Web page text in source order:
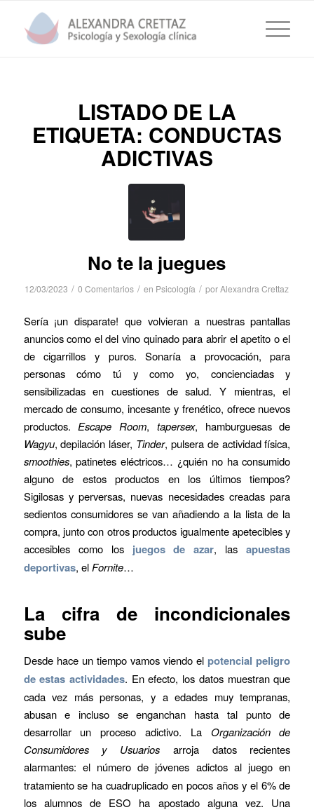
LISTADO DE LA
ETIQUETA: CONDUCTAS
ADICTIVAS
No te la juegues
12/03/2023 / 0 Comentarios / en Psicología / porAlexandra Crettaz
Sería ¡un disparate! que volvieran a nuestras pantallas
anuncios como el del vino quinado para abrir el apetito o el
de cigarrillos y puros. Sonaría a provocación, para
personas cómo tú y como yo, concienciadas y
sensibilizadas en cuestiones de salud. Y mientras, el
mercado de consumo, incesante y frenético, ofrece nuevos
productos. Escape Room, tapersex, hamburguesas de
Wagyu, depilación láser, Tinder, pulsera de actividad física,
smoothies, patinetes eléctricos… ¿quién no ha consumido
alguno de estos productos en los últimos tiempos?
Sigilosas y perversas, nuevas necesidades creadas para
sedientos consumidores se van añadiendo a la lista de la
compra, junto con otros productos igualmente apetecibles y
accesibles como los juegos de azar, lasapuestas
deportivas, el Fornite…
La cifra de incondicionales
sube
Desde hace un tiempo vamos viendo el potencial peligro
de estas actividades. En efecto, los datos muestran que
cada vez más personas, y a edades muy tempranas,
abusan e incluso se enganchan hasta tal punto de
desarrollar un proceso adictivo. La Organización de
Consumidores y Usuarios arroja datos recientes
alarmantes: el número de jóvenes adictos al juego en
tratamiento se ha cuadruplicado en pocos años y el 6% de
los alumnos de ESO ha apostado alguna vez. Una